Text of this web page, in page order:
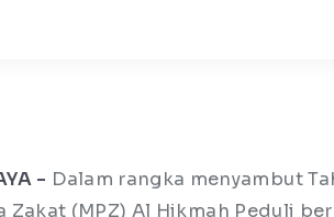
- Dalam rangka menyambut
Zakat (MPZ) Al Hikmah Peduli